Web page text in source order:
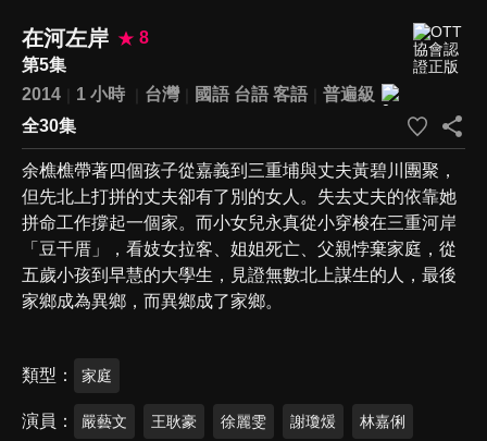
在河左岸
8
第5集
2014
1 小時 台灣 國語 台語 客語
普遍級
全30集
余樵樵帶著四個孩子從嘉義到三重埔與丈夫黃碧川團聚，
但先北上打拼的丈夫卻有了別的女人。失去丈夫的依靠她
拼命工作撐起一個家。而小女兒永真從小穿梭在三重河岸
「豆干厝」，看妓女拉客、姐姐死亡、父親悖棄家庭，從
五歲小孩到早慧的大學生，見證無數北上謀生的人，最後
家鄉成為異鄉，而異鄉成了家鄉。
類型 家庭
演員 嚴藝文 王耿豪 徐麗雯 謝瓊煖 林嘉俐